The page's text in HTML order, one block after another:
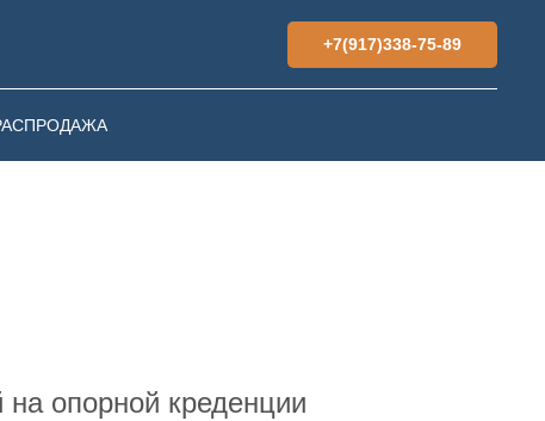
+7(917)338-75-89
опорной креденции